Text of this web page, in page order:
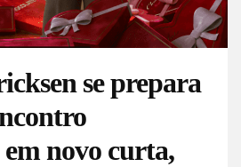
se prepara
novo curta,